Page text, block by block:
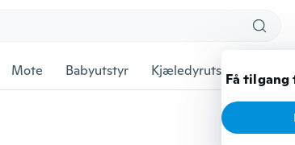
Få
Mote Babyutstyr Kjæledyrutstyr